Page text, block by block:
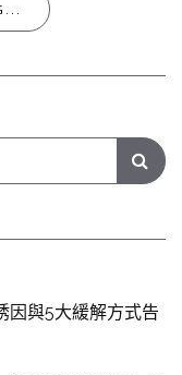
因與5大緩解方式告